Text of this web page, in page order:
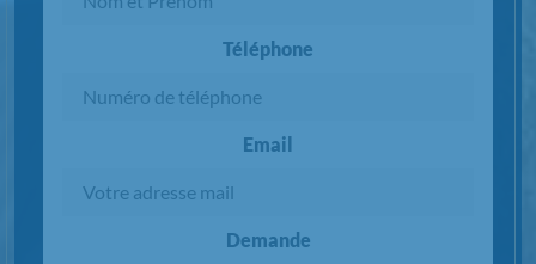
Téléphone
Email
Demande